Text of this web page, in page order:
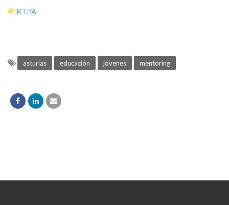
RTPA
asturias educación jóvenes mentoring